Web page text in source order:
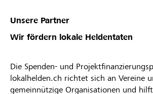
Unsere Partner
Wir fördern lokale Heldentaten
Die Spenden- und
lokalhelden.ch richtet sich an Vereine
gemeinnützige Organisationen und